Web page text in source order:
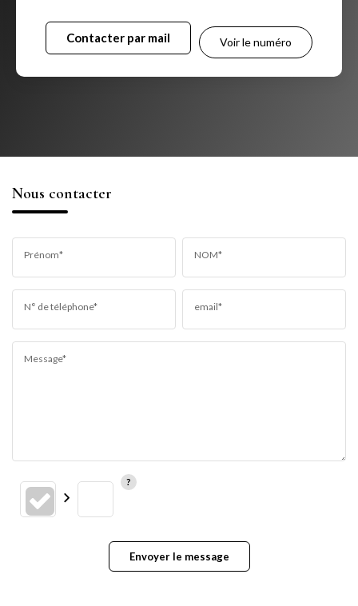
Contacter par mail Voir le numéro
Nous contacter
Prénom* NOM*
N° de téléphone* email*
Message*
Envoyer le message